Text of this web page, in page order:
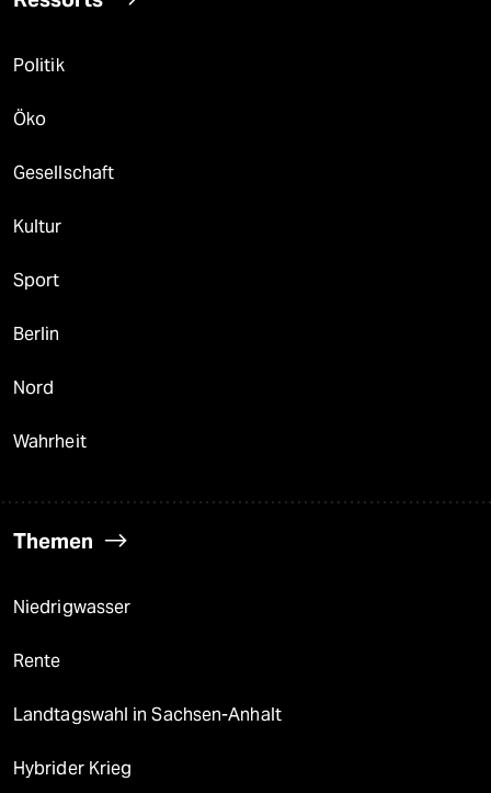
Politik
Öko
Gesellschaft
Kultur
Sport
Berlin
Nord
Wahrheit
Themen
Niedrigwasser
Rente
Landtagswahl in Sachsen-Anhalt
Hybrider Krieg